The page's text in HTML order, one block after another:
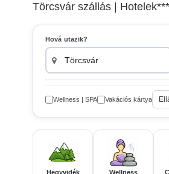
Törcsvár szállás |
Hová utazik?
Wellness | SPA Vakációs kártya
Hegyvidék Wellness